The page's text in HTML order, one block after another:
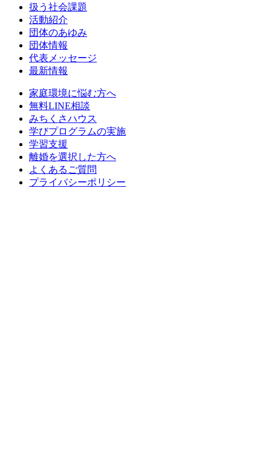
扱う社会課題
活動紹介
団体のあゆみ
団体情報
代表メッセージ
最新情報
家庭環境に悩む方へ
無料LINE相談
みちくさハウス
学びプログラムの実施
学習支援
離婚を選択した方へ
よくあるご質問
プライバシーポリシー